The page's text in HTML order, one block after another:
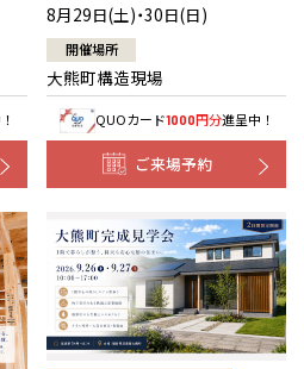
8月29日(土)・30日(日)
開催場所
大熊町構造現場
QUOカード1000円分進呈中！
ご来場予約